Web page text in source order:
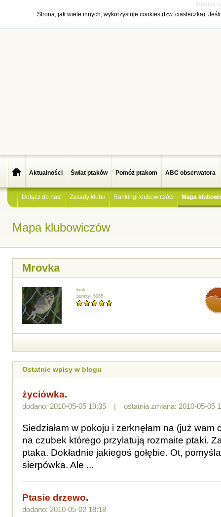
Strona, jak wiele innych, wykorzystuje cookies (tzw. ciasteczka).
Musisz
Aktualności Świat ptaków Pomóż ptakom ABC obserwatora
Dołącz do nas! Zasady klubu Rankingi klubowiczów Mapa
Mapa klubowiczów
Mrovka
kruk
punkty: 5065
Ostatnie wpisy w blogu
życiówka.
dodano: 2010-05-05 19:35 | ostatnia zmiana: 2010-05-05
Siedziałam w pokoju i zerknęłam na (już wam
na czubek którego przylatują rozmaite ptaki.
ptaka. Dokładnie jakiegoś gołębie. Ot,
sierpówka. Ale ...
Ptasie drzewo.
dodano: 2010-05-02 18:18